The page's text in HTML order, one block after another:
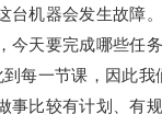
台机器会发生故障
今天要完成哪些任
每一节课，因此我
事比较有计划、有